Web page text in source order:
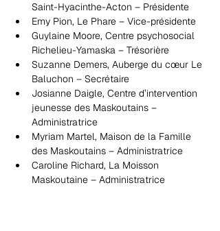
Saint-Hyacinthe-Acton – Présidente
Emy Pion, Le Phare – Vice-présidente
Guylaine Moore, Centre psychosocial
Richelieu-Yamaska – Trésorière
Suzanne Demers, Auberge du cœur Le
Baluchon – Secrétaire
Josianne Daigle, Centre d’intervention
jeunesse des Maskoutains –
Administratrice
Myriam Martel, Maison de la Famille
des Maskoutains – Administratrice
Caroline Richard, La Moisson
Maskoutaine – Administratrice